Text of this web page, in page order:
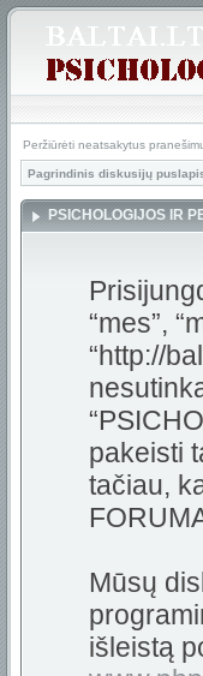
Peržiūrėti neatsakytus
Pagrindinis diskusijų
PSICHOLOGIJOS IR
“mes”,
“http://
pakeisti
tačiau,
Mūsų
išleistą